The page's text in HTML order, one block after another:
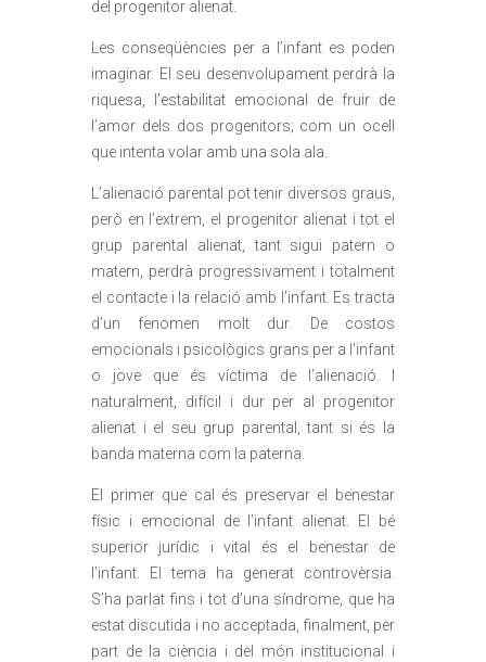
del progenitor alienat.
Les conseqüències per a l’infant es poden
imaginar. El seu desenvolupament perdrà la
riquesa, l’estabilitat emocional de fruir de
l’amor dels dos progenitors; com un ocell
que intenta volar amb una sola ala.
L’alienació parental pot tenir diversos graus,
però en l’extrem, el progenitor alienat i tot el
grup parental alienat, tant sigui patern o
matern, perdrà progressivament i totalment
el contacte i la relació amb l’infant. Es tracta
d’un fenomen molt dur. De costos
emocionals i psicològics grans per a l’infant
o jove que és víctima de l’alienació. I
naturalment, difícil i dur per al progenitor
alienat i el seu grup parental, tant si és la
banda materna com la paterna.
El primer que cal és preservar el benestar
físic i emocional de l’infant alienat. El bé
superior jurídic i vital és el benestar de
l’infant. El tema ha generat controvèrsia.
S’ha parlat fins i tot d’una síndrome, que ha
estat discutida i no acceptada, finalment, per
part de la ciència i del món institucional i